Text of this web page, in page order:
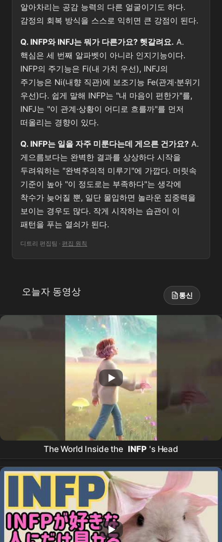
알아차리는 공감 능력의 다른 얼굴이기도 하다.
감정의 회복 방식을 스스로 익히면 큰 강점이 된다.
Q. INFP와 INFJ는 뭐가 다른가요? 헷갈려요. A.
핵심은 세 번째 알파벳이 아니라 인지기능이다.
INFP의 주기능은 Fi(내 가치 우선), INFJ의
주기능은 Ni(내향 직관)에 보조기능 Fe(관계·분위기
우선)다. 쉽게 말해 INFP는 "내 마음이 편한가"를,
INFJ는 "이 관계·상황이 어디로 흐를까"를 먼저
떠올리는 경향이 있다.
Q. INFP는 일을 자주 미룬다는데 게으른 건가요? A.
게으름보다는 완벽한 결과를 상상하다 시작을
두려워하는 "완벽주의적 미루기"에 가깝다. 머릿속
기준이 높아 "이 정도로는 부족하다"는 생각에
착수가 늦어질 뿐, 일단 몰입하면 놀라운 집중력을
보이는 경우도 많다. 작게 시작하는 습관이 이
패턴을 푸는 열쇠가 된다.
디트리 편집팀 · 편집 원칙
오늘자 동영상 통신
The World Inside the INFP 's Head